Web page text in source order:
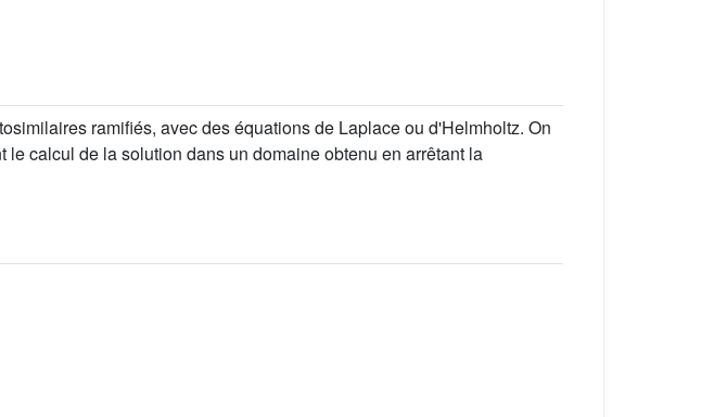
ramifiés, avec des équations de Laplace ou d'Helmholtz. On
calcul de la solution dans un domaine obtenu en arrêtant la